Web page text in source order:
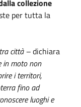
collezione
per tutta la
città –dichiara
in moto non
i territori,
fino ad
luoghi e